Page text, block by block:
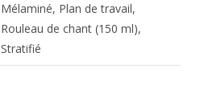
Mélaminé, Plan de travail,
Rouleau de chant (150 ml),
Stratifié